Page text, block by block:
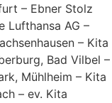
– Ebner Stolz
Lufthansa AG –
– Kita
Bad Vilbel –
Mühlheim – Kita
– ev. Kita